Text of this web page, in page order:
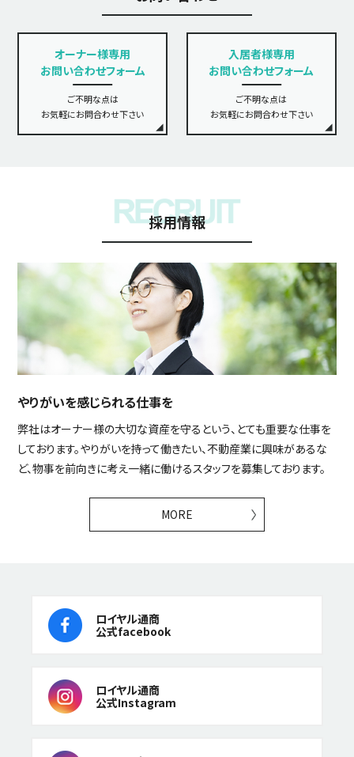
オーナー様専用
お問い合わせフォーム
ご不明な点は
お気軽にお問合わせ下さい
入居者様専用
お問い合わせフォーム
ご不明な点は
お気軽にお問合わせ下さい
採用情報
やりがいを感じられる仕事を
弊社はオーナー様の大切な資産を守るという、とても重要な仕事を
しております。やりがいを持って働きたい、不動産業に興味があるな
ど、物事を前向きに考え一緒に働けるスタッフを募集しております。
MORE
ロイヤル通商
公式facebook
ロイヤル通商
公式Instagram